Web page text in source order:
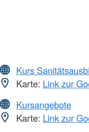
Kurs
Karte: Link zur
Kursangebote
Karte: Link zur